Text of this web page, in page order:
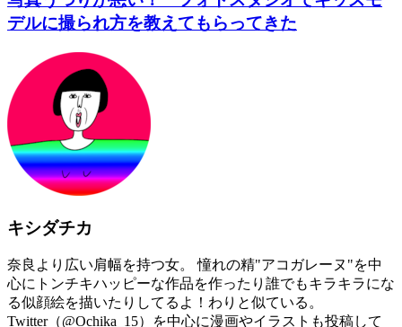
デルに撮られ方を教えてもらってきた
キシダチカ
奈良より広い肩幅を持つ女。 憧れの精"アコガレーヌ"を中
心にトンチキハッピーな作品を作ったり誰でもキラキラにな
る似顔絵を描いたりしてるよ！わりと似ている。
Twitter（@Ochika_15）を中心に漫画やイラストも投稿して